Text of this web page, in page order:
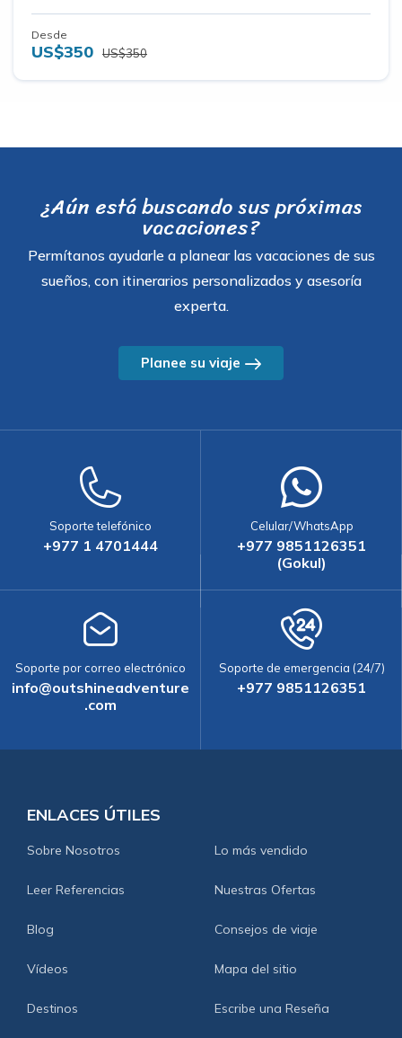
Desde
US$350 US$350
¿Aún está buscando sus próximas
vacaciones?
Permítanos ayudarle a planear las vacaciones de sus
sueños, con itinerarios personalizados y asesoría
experta.
Planee su viaje
Soporte telefónico
+977 1 4701444
Celular/WhatsApp
+977 9851126351
(Gokul)
Soporte por correo electrónico
info@outshineadventure
.com
Soporte de emergencia (24/7)
+977 9851126351
ENLACES ÚTILES
Sobre Nosotros Lo más vendido
Leer Referencias Nuestras Ofertas
Blog Consejos de viaje
Vídeos Mapa del sitio
Destinos Escribe una Reseña